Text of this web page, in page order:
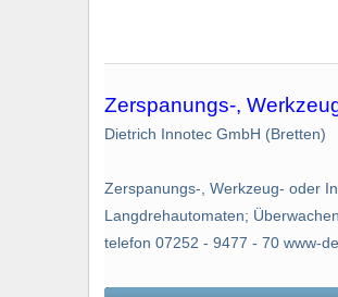
Zerspanungs-,
Dietrich Innotec GmbH (Bretten)
Zerspanungs-, Werkzeug- oder
Langdrehautomaten;
telefon 07252 - 9477 - 70 www-